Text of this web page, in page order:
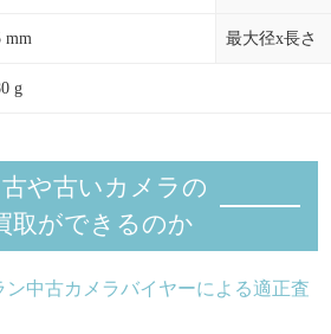
mm 最大径x長さ
g
や古いカメラの
取ができるのか
ン中古カメラバイヤーによる適正査